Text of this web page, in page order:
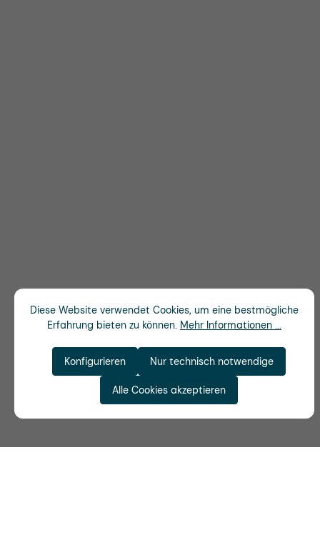
Diese Website verwendet Cookies, um eine bestmögliche
Erfahrung bieten zu können. Mehr Informationen ...
Nur technisch notwendige
Konfigurieren
Alle Cookies akzeptieren